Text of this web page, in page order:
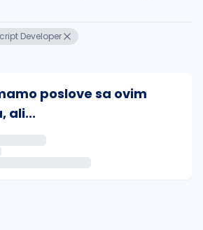
Developer
poslove sa ovim
ali...